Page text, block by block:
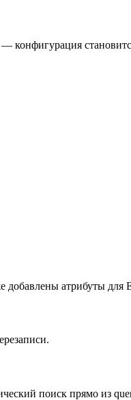
атрибуты для
поиск прямо из